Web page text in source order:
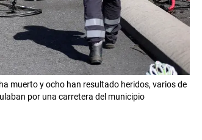
muerto y ocho han resultado heridos, varios de
por una carretera del municipio